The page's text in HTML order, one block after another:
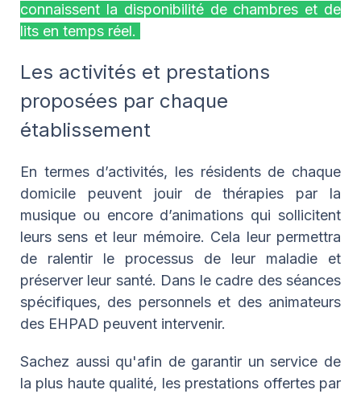
connaissent la disponibilité de chambres et de
lits en temps réel.
Les activités et prestations
proposées par chaque
établissement
En termes d’activités, les résidents de chaque
domicile peuvent jouir de thérapies par la
musique ou encore d’animations qui sollicitent
leurs sens et leur mémoire. Cela leur permettra
de ralentir le processus de leur maladie et
préserver leur santé. Dans le cadre des séances
spécifiques, des personnels et des animateurs
des EHPAD peuvent intervenir.
Sachez aussi qu'afin de garantir un service de
la plus haute qualité, les prestations offertes par